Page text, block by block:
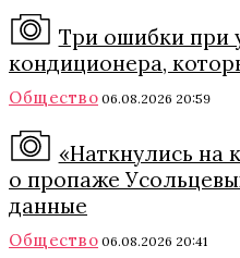
Три ошибки при
кондиционера,
Общество 06.08.2026 20:59
«Наткнулись на
о пропаже
данные
Общество 06.08.2026 20:41